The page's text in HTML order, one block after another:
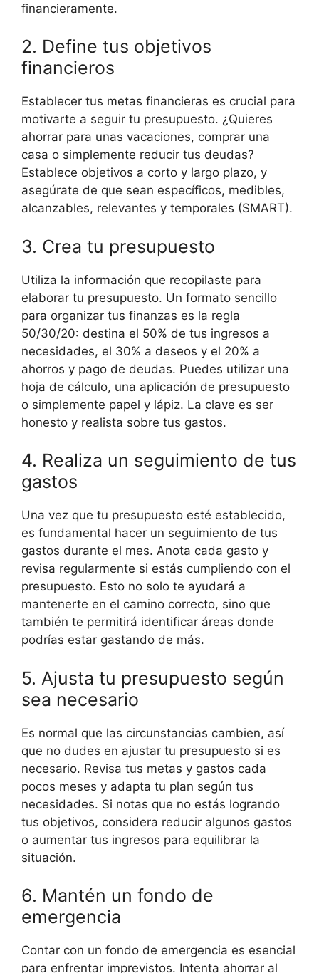
financieramente.
2. Define tus objetivos
financieros
Establecer tus metas financieras es crucial para
motivarte a seguir tu presupuesto. ¿Quieres
ahorrar para unas vacaciones, comprar una
casa o simplemente reducir tus deudas?
Establece objetivos a corto y largo plazo, y
asegúrate de que sean específicos, medibles,
alcanzables, relevantes y temporales (SMART).
3. Crea tu presupuesto
Utiliza la información que recopilaste para
elaborar tu presupuesto. Un formato sencillo
para organizar tus finanzas es la regla
50/30/20: destina el 50% de tus ingresos a
necesidades, el 30% a deseos y el 20% a
ahorros y pago de deudas. Puedes utilizar una
hoja de cálculo, una aplicación de presupuesto
o simplemente papel y lápiz. La clave es ser
honesto y realista sobre tus gastos.
4. Realiza un seguimiento de tus
gastos
Una vez que tu presupuesto esté establecido,
es fundamental hacer un seguimiento de tus
gastos durante el mes. Anota cada gasto y
revisa regularmente si estás cumpliendo con el
presupuesto. Esto no solo te ayudará a
mantenerte en el camino correcto, sino que
también te permitirá identificar áreas donde
podrías estar gastando de más.
5. Ajusta tu presupuesto según
sea necesario
Es normal que las circunstancias cambien, así
que no dudes en ajustar tu presupuesto si es
necesario. Revisa tus metas y gastos cada
pocos meses y adapta tu plan según tus
necesidades. Si notas que no estás logrando
tus objetivos, considera reducir algunos gastos
o aumentar tus ingresos para equilibrar la
situación.
6. Mantén un fondo de
emergencia
Contar con un fondo de emergencia es esencial
para enfrentar imprevistos. Intenta ahorrar al